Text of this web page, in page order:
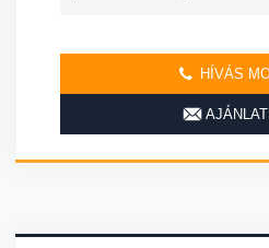
HÍVÁS